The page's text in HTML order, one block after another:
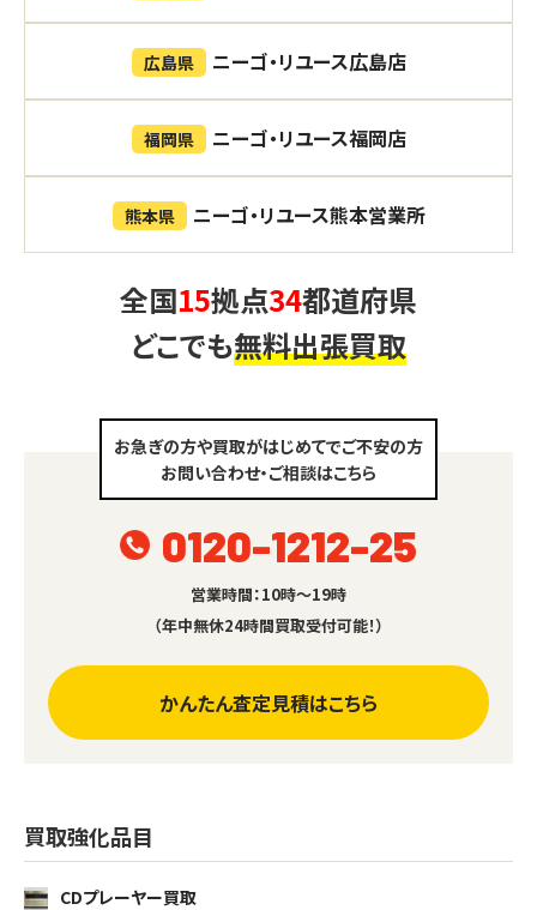
広島県 ニーゴ・リユース広島店
福岡県 ニーゴ・リユース福岡店
熊本県 ニーゴ・リユース熊本営業所
全国15拠点34都道府県
どこでも無料出張買取
お急ぎの方や買取がはじめてでご不安の方
お問い合わせ・ご相談はこちら
0120-1212-25
営業時間：10時～19時
（年中無休24時間買取受付可能！）
かんたん査定見積はこちら
買取強化品目
CDプレーヤー買取